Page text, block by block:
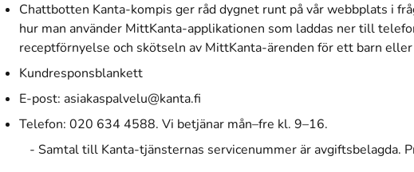
Chattbotten Kanta-kompis ger råd dygnet runt på vår webbplats i
hur man använder MittKanta-applikationen som laddas ner till
receptförnyelse och skötseln av MittKanta-ärenden för ett barn
Kundresponsblankett
E-post: asiakaspalvelu@kanta.fi
Telefon: 020 634 4588. Vi betjänar mån–fre kl. 9–16.
Samtal till Kanta-tjänsternas servicenummer är avgiftsbelagda.